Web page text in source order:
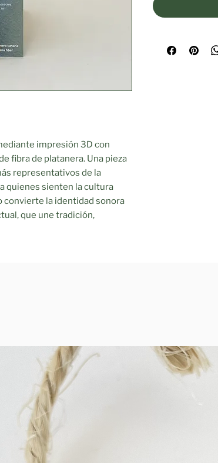
impresión 3D con
fibra de platanera. Una pieza
representativos de la
quienes sienten la cultura
convierte la identidad sonora
que une tradición,